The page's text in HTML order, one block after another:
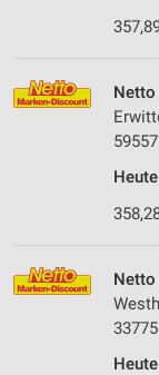
Netto
Heute
Heute
Entwicklung
Inhalten
IAB-Besonderheiten:
Geräte anhand
Informationen
Notwendig
Performance